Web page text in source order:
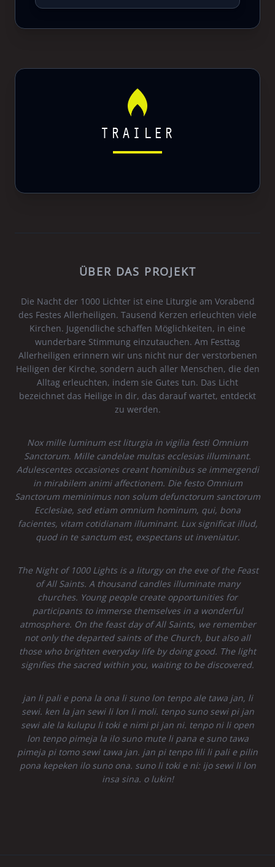
TRAILER
ÜBER DAS PROJEKT
Die Nacht der 1000 Lichter ist eine Liturgie am Vorabend
des Festes Allerheiligen. Tausend Kerzen erleuchten viele
Kirchen. Jugendliche schaffen Möglichkeiten, in eine
wunderbare Stimmung einzutauchen. Am Festtag
Allerheiligen erinnern wir uns nicht nur der verstorbenen
Heiligen der Kirche, sondern auch aller Menschen, die den
Alltag erleuchten, indem sie Gutes tun. Das Licht
bezeichnet das Heilige in dir, das darauf wartet, entdeckt
zu werden.
Nox mille luminum est liturgia in vigilia festi Omnium
Sanctorum. Mille candelae multas ecclesias illuminant.
Adulescentes occasiones creant hominibus se immergendi
in mirabilem animi affectionem. Die festo Omnium
Sanctorum meminimus non solum defunctorum sanctorum
Ecclesiae, sed etiam omnium hominum, qui, bona
facientes, vitam cotidianam illuminant. Lux significat illud,
quod in te sanctum est, exspectans ut inveniatur.
The Night of 1000 Lights is a liturgy on the eve of the Feast
of All Saints. A thousand candles illuminate many
churches. Young people create opportunities for
participants to immerse themselves in a wonderful
atmosphere. On the feast day of All Saints, we remember
not only the departed saints of the Church, but also all
those who brighten everyday life by doing good. The light
signifies the sacred within you, waiting to be discovered.
jan li pali e pona la ona li suno lon tenpo ale tawa jan, li
sewi. ken la jan sewi li lon li moli. tenpo suno sewi pi jan
sewi ale la kulupu li toki e nimi pi jan ni. tenpo ni li open
lon tenpo pimeja la ilo suno mute li pana e suno tawa
pimeja pi tomo sewi tawa jan. jan pi tenpo lili li pali e pilin
pona kepeken ilo suno ona. suno li toki e ni: ijo sewi li lon
insa sina. o lukin!